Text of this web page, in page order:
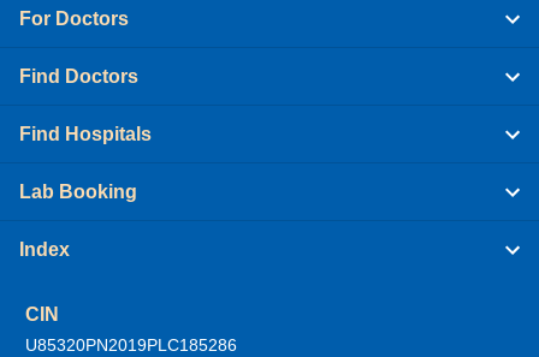
For Doctors
Find Doctors
Find Hospitals
Lab Booking
Index
CIN
U85320PN2019PLC185286